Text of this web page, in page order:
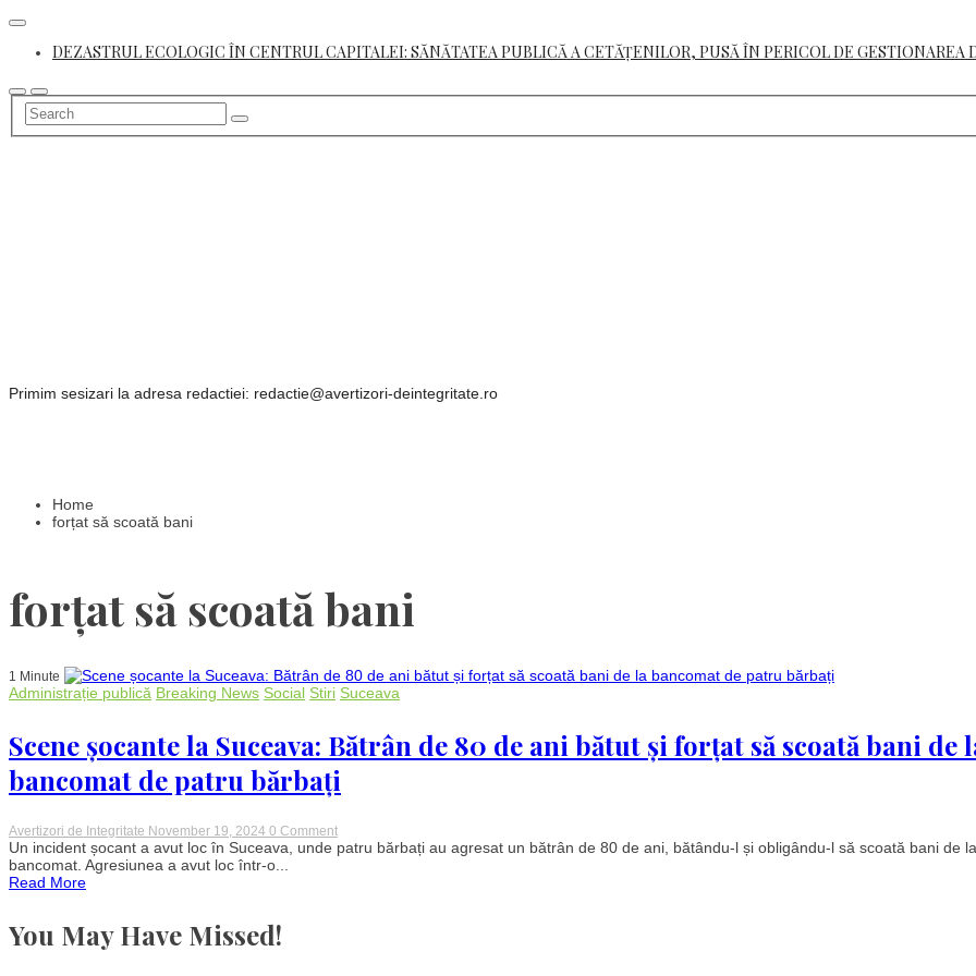
Skip
contentDEZASTRUL ECOLOGIC ÎN CENTRUL CAPITALEI: SĂNĂTATEA PUBLICĂ A CETĂȚENILOR, PUSĂ ÎN PERICOL DE GESTIONAREA
Primim sesizari la adresa redactiei: redactie@avertizori-deintegritate.ro
Home
forțat să scoată bani
forțat să scoată bani
1 Minute
Administrație publică Breaking News Social Stiri Suceava
Scene șocante la Suceava: Bătrân de 80 de ani bătut și forțat să scoată bani de
bancomat de patru bărbați
Avertizori de Integritate November 19, 2024 0 Commenton
Scene
șocante
Un incident șocant a avut loc în Suceava, unde patru bărbați au agresat un bătrân de 80 de ani, bătându-l și obligându-l să scoată bani de
bancomat. Agresiunea a avut loc într-o...
Read More
You May Have Missed!